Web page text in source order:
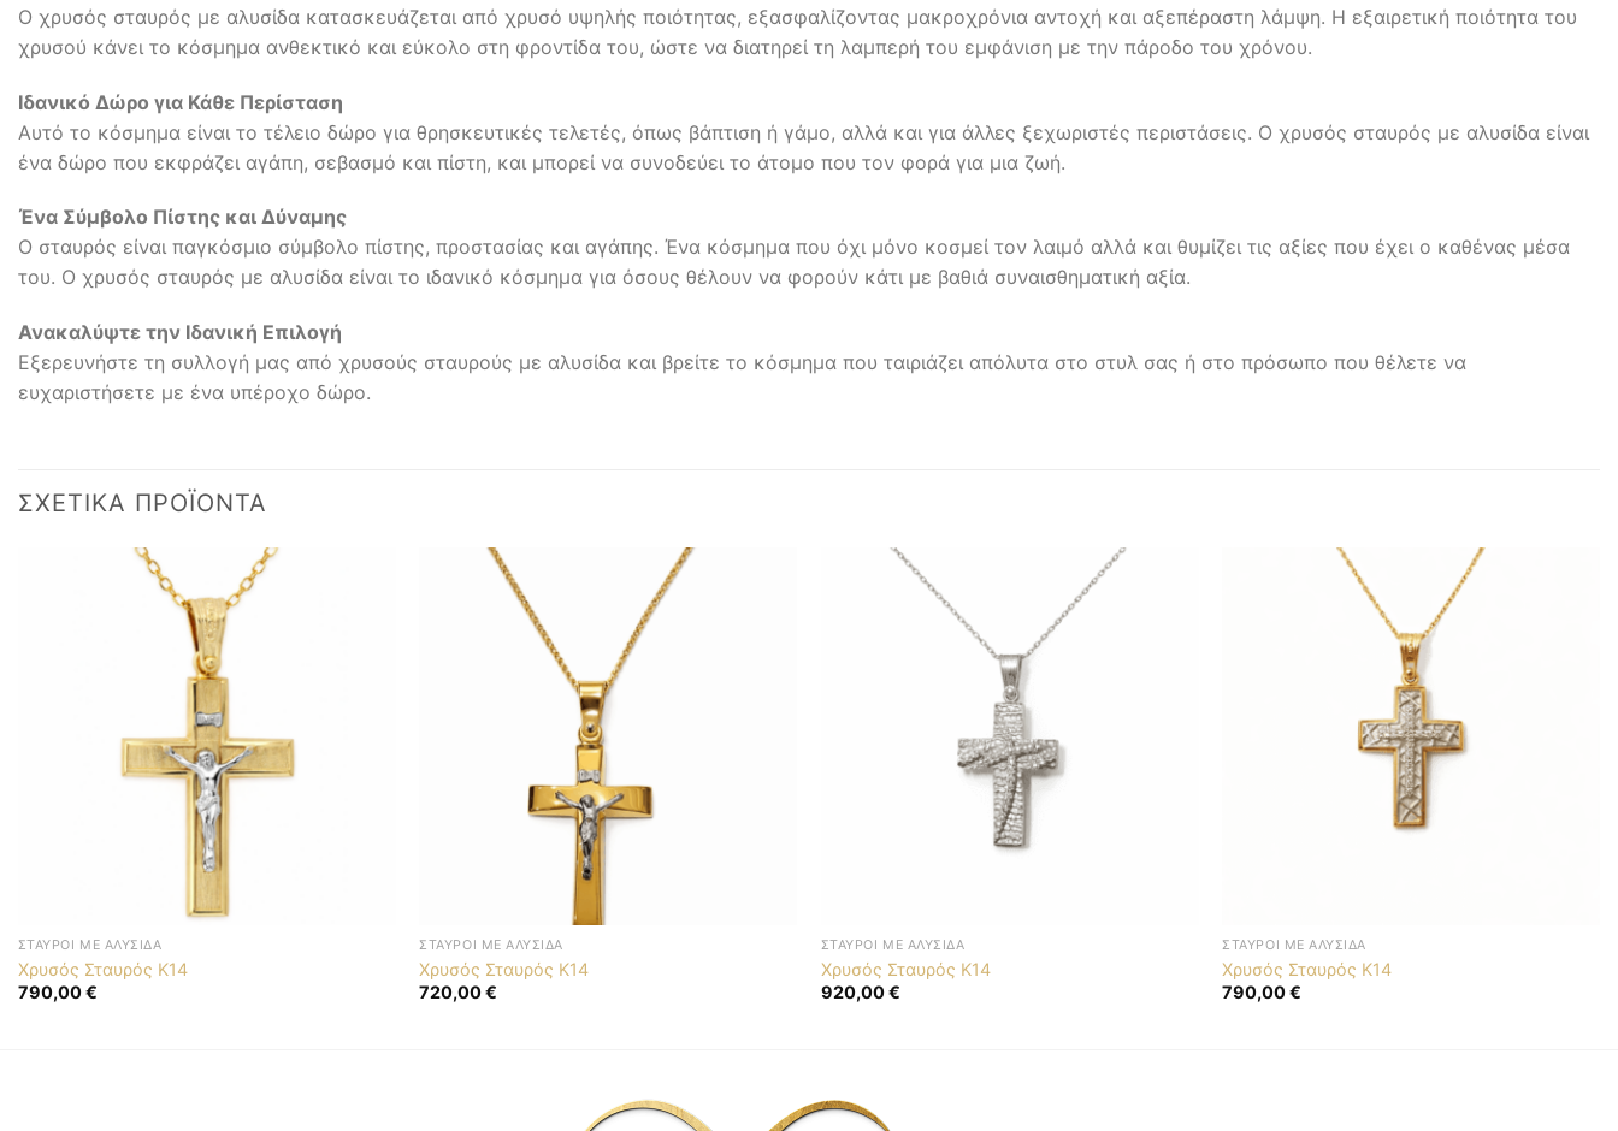
Ο χρυσός σταυρός με αλυσίδα κατασκευάζεται από χρυσό υψηλής ποιότητας, εξασφαλίζοντας μακροχρόνια αντοχή και αξεπέραστη λάμψη. Η εξαιρετική ποιότητα του
χρυσού κάνει το κόσμημα ανθεκτικό και εύκολο στη φροντίδα του, ώστε να διατηρεί τη λαμπερή του εμφάνιση με την πάροδο του χρόνου.
Ιδανικό Δώρο για Κάθε Περίσταση
Αυτό το κόσμημα είναι το τέλειο δώρο για θρησκευτικές τελετές, όπως βάπτιση ή γάμο, αλλά και για άλλες ξεχωριστές περιστάσεις. Ο χρυσός σταυρός με αλυσίδα είναι
ένα δώρο που εκφράζει αγάπη, σεβασμό και πίστη, και μπορεί να συνοδεύει το άτομο που τον φορά για μια ζωή.
Ένα Σύμβολο Πίστης και Δύναμης
Ο σταυρός είναι παγκόσμιο σύμβολο πίστης, προστασίας και αγάπης. Ένα κόσμημα που όχι μόνο κοσμεί τον λαιμό αλλά και θυμίζει τις αξίες που έχει ο καθένας μέσα
του. Ο χρυσός σταυρός με αλυσίδα είναι το ιδανικό κόσμημα για όσους θέλουν να φορούν κάτι με βαθιά συναισθηματική αξία.
Ανακαλύψτε την Ιδανική Επιλογή
Εξερευνήστε τη συλλογή μας από χρυσούς σταυρούς με αλυσίδα και βρείτε το κόσμημα που ταιριάζει απόλυτα στο στυλ σας ή στο πρόσωπο που θέλετε να
ευχαριστήσετε με ένα υπέροχο δώρο.
ΣΧΕΤΙΚΆ ΠΡΟΪΌΝΤΑ
ΣΤΑΥΡΟΊ ΜΕ ΑΛΥΣΊΔΑ
Χρυσός Σταυρός K14
790,00€
ΣΤΑΥΡΟΊ ΜΕ ΑΛΥΣΊΔΑ
Χρυσός Σταυρός K14
720,00€
ΣΤΑΥΡΟΊ ΜΕ ΑΛΥΣΊΔΑ
Χρυσός Σταυρός K14
920,00€
ΣΤΑΥΡΟΊ ΜΕ ΑΛΥΣΊΔΑ
Χρυσός Σταυρός K14
790,00€